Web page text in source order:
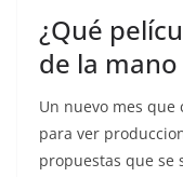
¿Qué
de la
Un nuevo mes que
para ver
propuestas que se